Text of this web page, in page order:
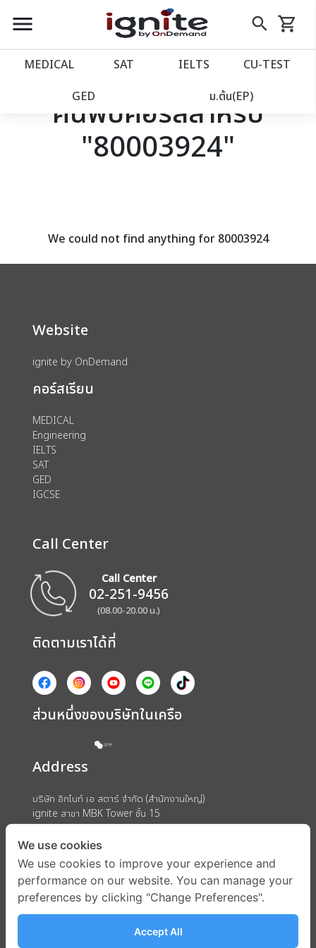
close
account_balance หน้าแรก
เว็บไซต์อิกไนท์
โปรโมชั่น
assignment ลงทะเบียน
menu search
Skip
to
shopping_cart
รถเข็น
MEDICAL SAT IELTS CU‑TEST
GED ม.ต้น(EP)
ค้นพบคอร์สสำหรับ
"80003924"
We could not find anything for 80003924
Website
ignite by OnDemand
คอร์สเรียน
MEDICAL
Engineering
IELTS
SAT
GED
IGCSE
Call Center
Call Center
02-251-9456
(08.00-20.00 น.)
ติดตามเราได้ที่
ส่วนหนึ่งของบริษัทในเครือ
Address
บริษัท อิกไนท์ เอ สตาร์ จำกัด (สำนักงานใหญ่)
ignite สาขา MBK Tower ชั้น 15
ถนนพญาไท แขวงวังใหม่ เขตปทุมวัน กรุงเทพมหานคร 10330
We use cookies
We use cookies to improve your experience and
performance on our website. You can manage your
preferences by clicking "Change Preferences".
Accept All